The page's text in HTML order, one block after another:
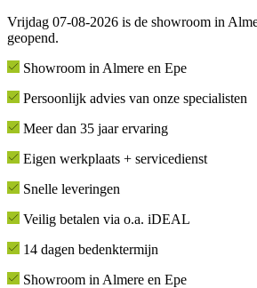
Vrijdag 07-08-2026 is de showroom in
geopend.
Showroom in Almere en Epe
Persoonlijk advies van onze specialisten
Meer dan 35 jaar ervaring
Eigen werkplaats + servicedienst
Snelle leveringen
Veilig betalen via o.a. iDEAL
14 dagen bedenktermijn
Showroom in Almere en Epe